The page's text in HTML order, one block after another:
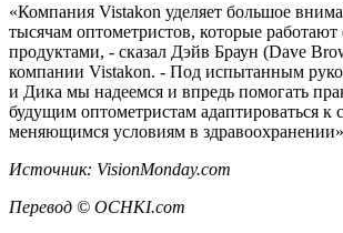
«Компания Vistakon уделяет большое
тысячам оптометристов, которые
продуктами, - сказал Дэйв Браун (Dave
компании Vistakon. - Под испытанным
и Дика мы надеемся и впредь помогать
будущим оптометристам адаптироваться
меняющимся условиям в
Источник: VisionMonday.com
Перевод © OCHKI.com